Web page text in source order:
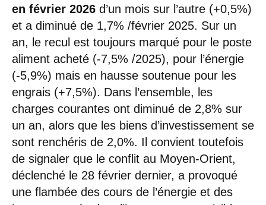
en février 2026 d’un mois sur l’autre (+0,5%)
et a diminué de 1,7% /février 2025. Sur un
an, le recul est toujours marqué pour le poste
aliment acheté (-7,5% /2025), pour l’énergie
(-5,9%) mais en hausse soutenue pour les
engrais (+7,5%). Dans l’ensemble, les
charges courantes ont diminué de 2,8% sur
un an, alors que les biens d’investissement se
sont renchéris de 2,0%. Il convient toutefois
de signaler que le conflit au Moyen-Orient,
déclenché le 28 février dernier, a provoqué
une flambée des cours de l’énergie et des